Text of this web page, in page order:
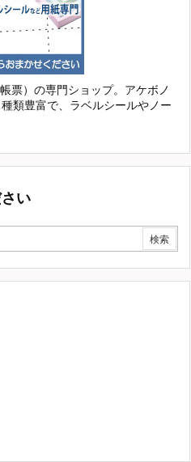
票）の専門ショップ。アケボノ
類豊富で、ラベルシールやノー
い